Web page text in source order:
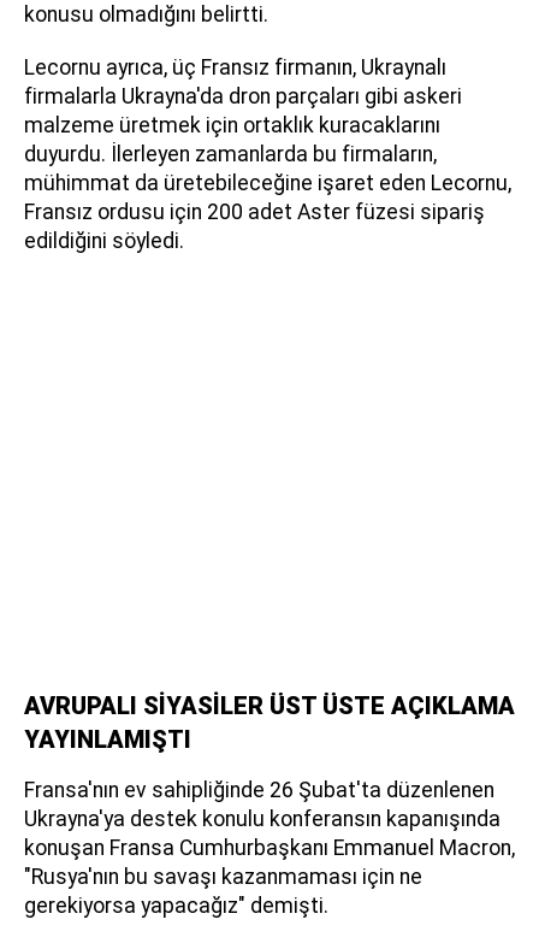
konusu olmadığını belirtti.
Lecornu ayrıca, üç Fransız firmanın, Ukraynalı
firmalarla Ukrayna'da dron parçaları gibi askeri
malzeme üretmek için ortaklık kuracaklarını
duyurdu. İlerleyen zamanlarda bu firmaların,
mühimmat da üretebileceğine işaret eden Lecornu,
Fransız ordusu için 200 adet Aster füzesi sipariş
edildiğini söyledi.
AVRUPALI SİYASİLER ÜST ÜSTE AÇIKLAMA
YAYINLAMIŞTI
Fransa'nın ev sahipliğinde 26 Şubat'ta düzenlenen
Ukrayna'ya destek konulu konferansın kapanışında
konuşan Fransa Cumhurbaşkanı Emmanuel Macron,
"Rusya'nın bu savaşı kazanmaması için ne
gerekiyorsa yapacağız" demişti.